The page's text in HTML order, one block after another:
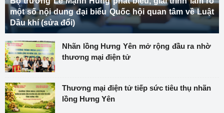
một số nội dung đại biểu Quốc hội quan tâm về Luật
Dầu khí (sửa đổi)
Nhãn lồng Hưng Yên mở rộng đầu ra nhờ
thương mại điện tử
Thương mại điện tử tiếp sức tiêu thụ nhãn
lồng Hưng Yên